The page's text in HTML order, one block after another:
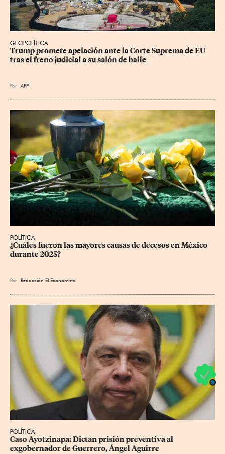
GEOPOLÍTICA
Trump promete apelación ante la Corte Suprema de EU
tras el freno judicial a su salón de baile
Por AFP
POLÍTICA
¿Cuáles fueron las mayores causas de decesos en México
durante 2025?
Por Redacción El Economista
POLÍTICA
Caso Ayotzinapa: Dictan prisión preventiva al
exgobernador de Guerrero, Ángel Aguirre